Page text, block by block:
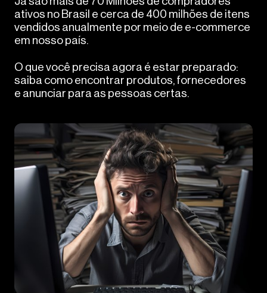
ativos no Brasil e cerca de 400 milhões de itens
vendidos anualmente por meio de e-commerce
em nosso país.
O que você precisa agora é estar preparado:
saiba como encontrar produtos, fornecedores
e anunciar para as pessoas certas.